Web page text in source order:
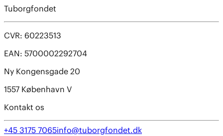
Tuborgfondet
CVR: 60223513
EAN: 5700002292704
Ny Kongensgade 20
1557 København V
Kontakt os
+45 3175 7065info@tuborgfondet.dk